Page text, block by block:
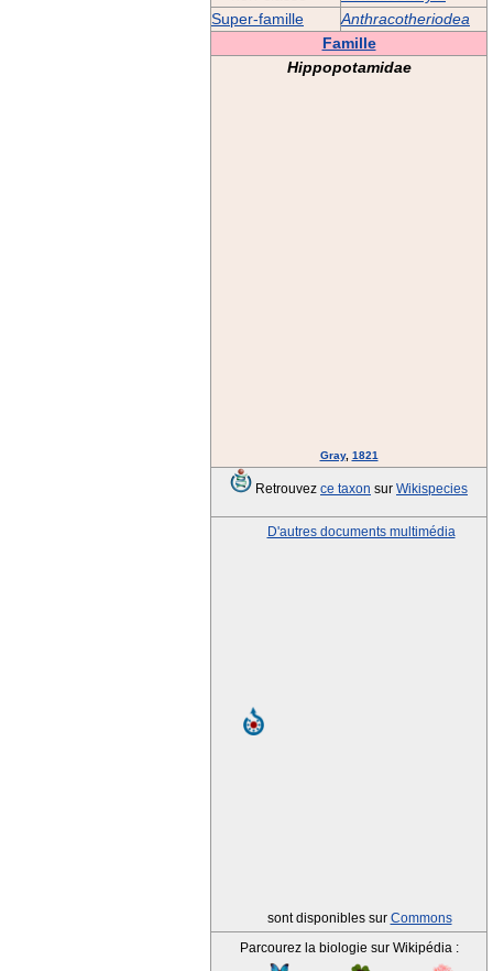
Super-famille
Anthracotheriodea
Famille
Hippopotamidae
Gray, 1821
Retrouvez ce taxon sur Wikispecies
D'autres documents multimédia
sont disponibles sur Commons
Parcourez la biologie sur Wikipédia :